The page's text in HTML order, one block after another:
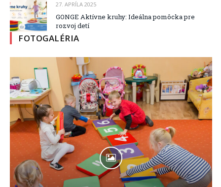
27. APRÍLA 2025
GONGE Aktívne kruhy: Ideálna pomôcka pre
rozvoj detí
FOTOGALÉRIA